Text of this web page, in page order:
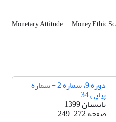
Monetary Attitude Money Ethic
دوره 9، شماره 2 - شماره
پیاپی 34
تابستان 1399
صفحه249-272